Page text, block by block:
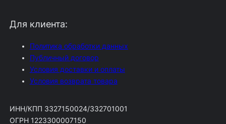
Для клиента:
Политика обработки данных
Публичный договор
Условия доставки и оплаты
Условия возврата товара
ИНН/КПП 3327150024/332701001
ОГРН 1223300007150